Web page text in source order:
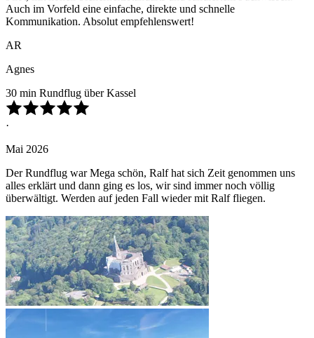
Auch im Vorfeld eine einfache, direkte und schnelle
Kommunikation. Absolut empfehlenswert!
AR
Agnes
30 min Rundflug über Kassel
·
Mai 2026
Der Rundflug war Mega schön, Ralf hat sich Zeit genommen uns
alles erklärt und dann ging es los, wir sind immer noch völlig
überwältigt. Werden auf jeden Fall wieder mit Ralf fliegen.